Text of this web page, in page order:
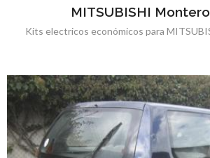
MITSUBISHI
Kits electricos económicos para